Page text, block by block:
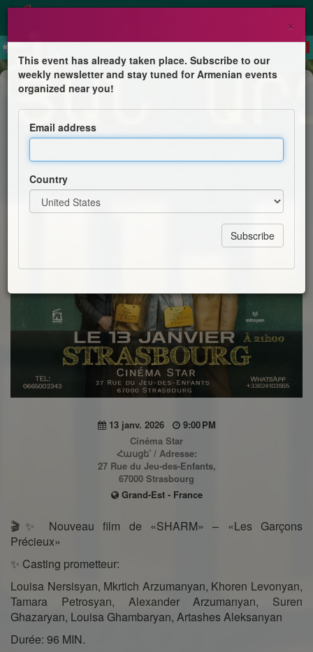
Comedy
Թանկարժեք տղաները
Ierosevents
13 janv. 2026
9:00 PM
Cinéma Star
Հասցե՝ / Adresse:
27 Rue du Jeu-des-Enfants,
67000 Strasbourg
Grand-Est - France
🎬✨ Nouveau film de «SHARM» – «Les Garçons
Précieux»
✨ Casting prometteur:
Louisa Nersisyan, Mkrtich Arzumanyan, Khoren Levonyan,
Tamara Petrosyan, Alexander Arzumanyan, Suren
Ghazaryan, Louisa Ghambaryan, Artashes Aleksanyan
Durée: 96 MIN.
×
This event has already taken place. Subscribe to our
weekly newsletter and stay tuned for Armenian events
organized near you!
Email address
Country